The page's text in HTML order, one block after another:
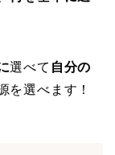
選べて 自分の
を選べます！